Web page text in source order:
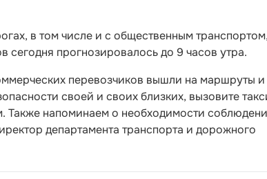
в том числе и с общественным
прогнозировалось до 9 часов утра.
перевозчиков вышли на маршруты и
своей и своих близких, вызовите
Также напоминаем о необходимости
департамента транспорта и дорожного